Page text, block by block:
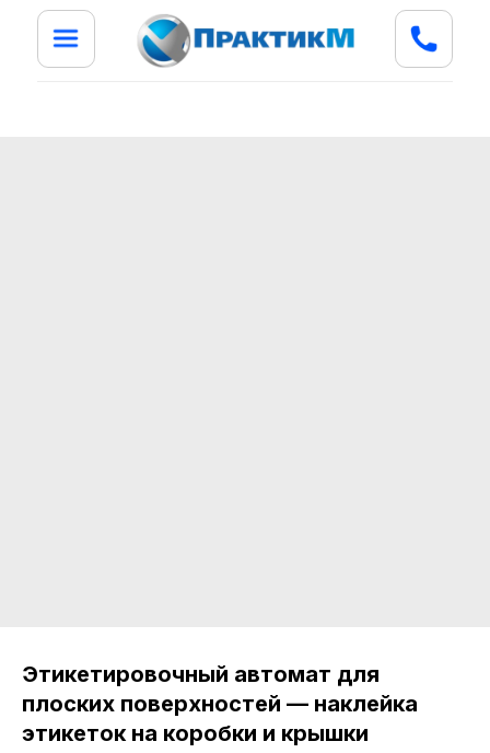
zakaz@praktikm.ru
+7 (495) 677-97-37
КОНСУЛЬТАЦИЮ
Этикетировочный автомат для
плоских поверхностей — наклейка
этикеток на коробки и крышки